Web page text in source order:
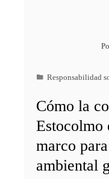
Responsabilidad
Cómo la
Estocolmo
marco
ambiental